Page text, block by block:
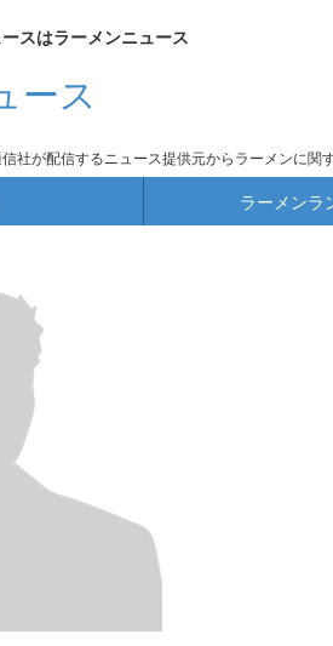
スはラーメンニュース
ース
社が配信するニュース提供元からラーメンに
ラーメンラ